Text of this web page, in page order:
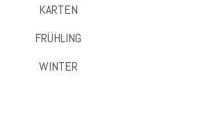
KARTEN
FRÜHLING
WINTER